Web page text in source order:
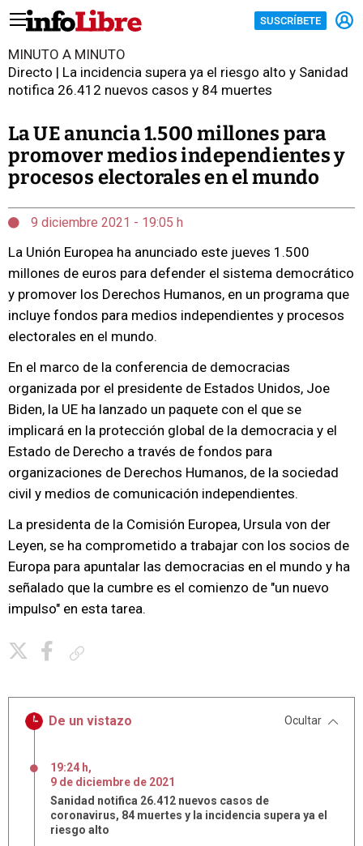
SUSCRÍBETE
MINUTO A MINUTO
Directo | La incidencia supera ya el riesgo alto y Sanidad
notifica 26.412 nuevos casos y 84 muertes
La UE anuncia 1.500 millones para
promover medios independientes y
procesos electorales en el mundo
9 diciembre 2021 - 19:05 h
La Unión Europea ha anunciado este jueves 1.500
millones de euros para defender el sistema democrático
y promover los Derechos Humanos, en un programa que
incluye fondos para medios independientes y procesos
electorales en el mundo.
En el marco de la conferencia de democracias
organizada por el presidente de Estados Unidos, Joe
Biden, la UE ha lanzado un paquete con el que se
implicará en la protección global de la democracia y el
Estado de Derecho a través de fondos para
organizaciones de Derechos Humanos, de la sociedad
civil y medios de comunicación independientes.
La presidenta de la Comisión Europea, Ursula von der
Leyen, se ha comprometido a trabajar con los socios de
Europa para apuntalar las democracias en el mundo y ha
señalado que la cumbre es el comienzo de "un nuevo
impulso" en esta tarea.
De un vistazo Ocultar
19:24 h,
9 de diciembre de 2021
Sanidad notifica 26.412 nuevos casos de
coronavirus, 84 muertes y la incidencia supera ya el
riesgo alto